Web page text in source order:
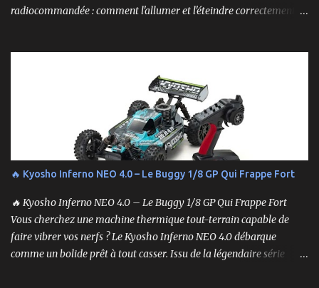
radiocommandée : comment l'allumer et l'éteindre correctement.
🔥 Kyosho Inferno NEO 4.0 – Le Buggy 1/8 GP Qui Frappe Fort
🔥 Kyosho Inferno NEO 4.0 – Le Buggy 1/8 GP Qui Frappe Fort
Vous cherchez une machine thermique tout-terrain capable de
faire vibrer vos nerfs ? Le Kyosho Inferno NEO 4.0 débarque
comme un bolide prêt à tout casser. Issu de la légendaire série